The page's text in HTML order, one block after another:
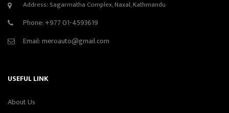
Address: Sagarmatha Complex, Naxal, Kathmandu
Phone: +977 01-4593619
Email:meroauto@gmail.com
USEFUL LINK
About Us